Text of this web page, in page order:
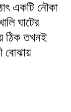
একটি নৌকা
ঘাটের
ঠিক তখনই
বোঝায়